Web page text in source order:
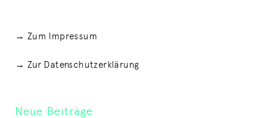
→ Zum Impressum
→ Zur Datenschutzerklärung
Neue Beiträge